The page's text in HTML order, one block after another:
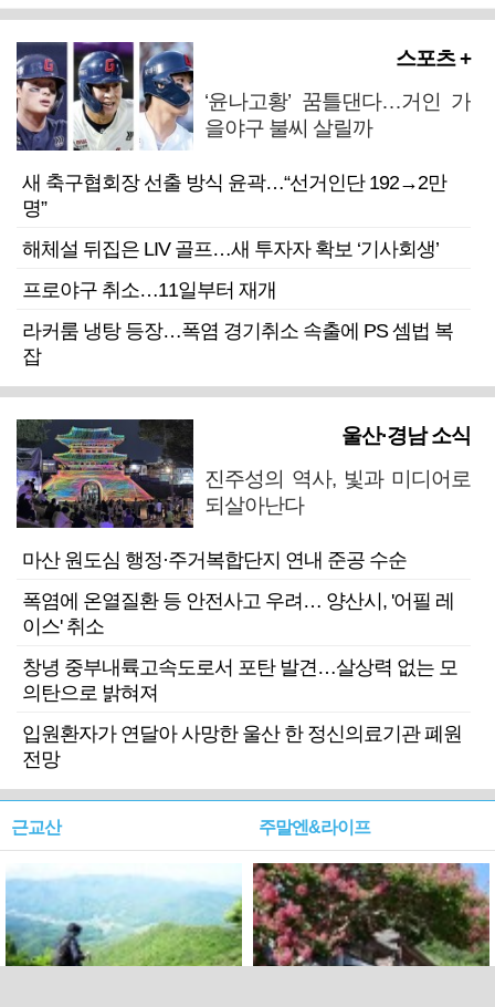
스포츠 +
‘윤나고황’ 꿈틀댄다…거인 가
을야구 불씨 살릴까
새 축구협회장 선출 방식 윤곽…“선거인단 192→2만
명”
해체설 뒤집은 LIV 골프…새 투자자 확보 ‘기사회생’
프로야구 취소…11일부터 재개
라커룸 냉탕 등장…폭염 경기취소 속출에 PS 셈법 복
잡
울산·경남 소식
진주성의 역사, 빛과 미디어로
되살아난다
마산 원도심 행정·주거복합단지 연내 준공 수순
폭염에 온열질환 등 안전사고 우려… 양산시, '어필 레
이스' 취소
창녕 중부내륙고속도로서 포탄 발견…살상력 없는 모
의탄으로 밝혀져
입원환자가 연달아 사망한 울산 한 정신의료기관 폐원
전망
근교산 주말엔&라이프